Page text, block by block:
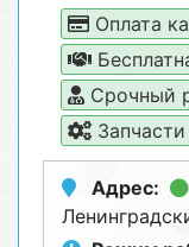
Оплата
Срочный
Запчасти
Адрес: